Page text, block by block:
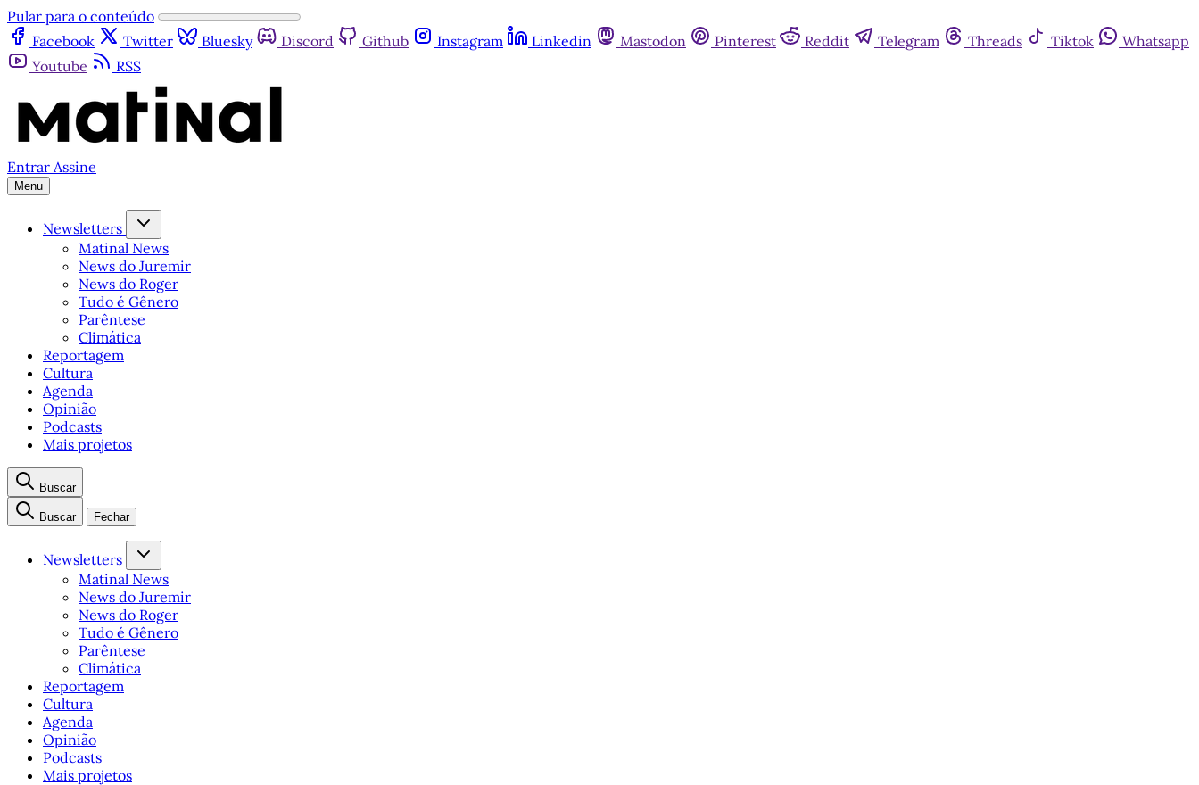
Pular para o conteúdo
Facebook
Twitter Bluesky Discord Github Instagram Linkedin Mastodon Pinterest Reddit Telegram Threads Tiktok
Whatsapp
Youtube
RSS
Entrar Assine
Menu
Newsletters
Matinal News
News do Juremir
News do Roger
Tudo é Gênero
Parêntese
Climática
Reportagem
Cultura
Agenda
Opinião
Podcasts
Mais projetos
Buscar
Buscar Fechar
Newsletters
Matinal News
News do Juremir
News do Roger
Tudo é Gênero
Parêntese
Climática
Reportagem
Cultura
Agenda
Opinião
Podcasts
Mais projetos